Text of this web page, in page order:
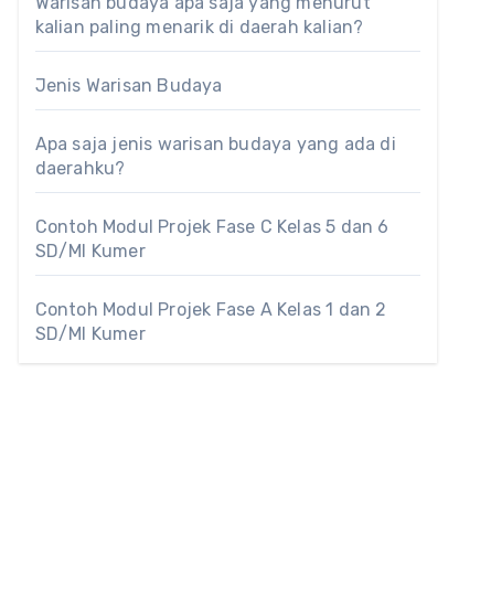
kalian paling menarik di daerah kalian?
Jenis Warisan Budaya
Apa saja jenis warisan budaya yang ada di
daerahku?
Contoh Modul Projek Fase C Kelas 5 dan 6
SD/MI Kumer
Contoh Modul Projek Fase A Kelas 1 dan 2
SD/MI Kumer